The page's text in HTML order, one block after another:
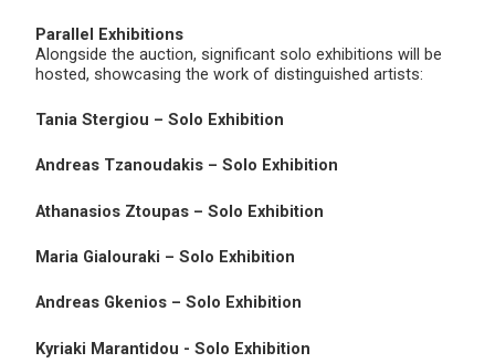
Parallel Exhibitions
Alongside the auction, significant solo exhibitions will be
hosted, showcasing the work of distinguished artists:
Tania Stergiou – Solo Exhibition
Andreas Tzanoudakis – Solo Exhibition
Athanasios Ztoupas – Solo Exhibition
Maria Gialouraki – Solo Exhibition
Andreas Gkenios – Solo Exhibition
Kyriaki Marantidou - Solo Exhibition